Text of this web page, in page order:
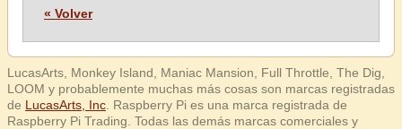
« Volver
LucasArts, Monkey Island, Maniac Mansion, Full Throttle, The Dig,
LOOM y probablemente muchas más cosas son marcas registradas
de LucasArts, Inc . Raspberry Pi es una marca registrada de
Raspberry Pi Trading. Todas las demás marcas comerciales y